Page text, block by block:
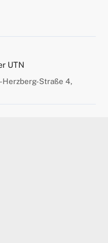
UTN
Herzberg-Straße 4,